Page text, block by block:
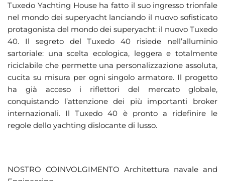
Tuxedo Yachting House ha fatto il suo ingresso trionfale
nel mondo dei superyacht lanciando il nuovo sofisticato
protagonista del mondo dei superyacht: il nuovo Tuxedo
40. Il segreto del Tuxedo 40 risiede nell’alluminio
sartoriale: una scelta ecologica, leggera e totalmente
riciclabile che permette una personalizzazione assoluta,
cucita su misura per ogni singolo armatore. Il progetto
ha già acceso i riflettori del mercato globale,
conquistando l’attenzione dei più importanti broker
internazionali. Il Tuxedo 40 è pronto a ridefinire le
regole dello yachting dislocante di lusso.
NOSTRO COINVOLGIMENTO Architettura navale and